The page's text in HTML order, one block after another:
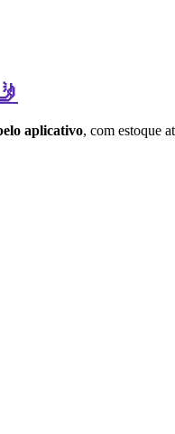
aplicativo, com estoque